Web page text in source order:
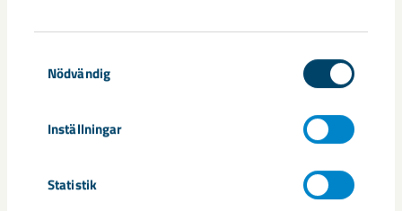
Nödvändig
Inställningar
Statistik
Nytt sovringsverk växer fram
Nu syns det hur LKAB:s nya sovringsverk successivt tar form.